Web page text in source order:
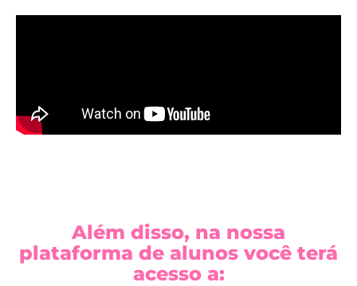
Além disso, na nossa
plataforma de alunos você terá
acesso a: